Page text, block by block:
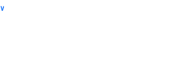
white arch general..